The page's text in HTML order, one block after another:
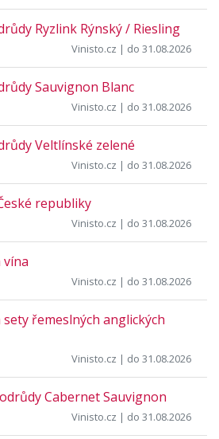
Ryzlink Rýnský / Riesling
Vinisto.cz | do 31.08.2026
Sauvignon Blanc
Vinisto.cz | do 31.08.2026
Veltlínské zelené
Vinisto.cz | do 31.08.2026
republiky
Vinisto.cz | do 31.08.2026
vína
Vinisto.cz | do 31.08.2026
sety řemeslných anglických
Vinisto.cz | do 31.08.2026
Cabernet Sauvignon
Vinisto.cz | do 31.08.2026